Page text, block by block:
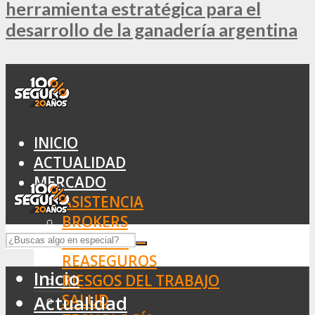
herramienta estratégica para el
desarrollo de la ganadería argentina
INICIO
ACTUALIDAD
MERCADO
ASISTENCIA
BROKERS
SEGUROS
REASEGUROS
RIESGOS DEL TRABAJO
SALUD
Inicio
Actualidad